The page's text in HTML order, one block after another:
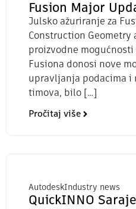
Fusion Major
Julsko ažuriranje za
Construction Geometry
proizvodne mogućnosti
Fusiona donosi nove
upravljanja podacima i
timova, bilo […]
Pročitaj više
AutodeskIndustry news
QuickINNO